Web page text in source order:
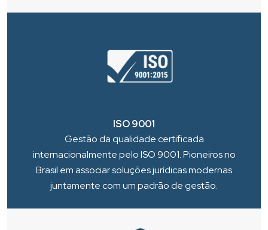
ISO 9001
Gestão da qualidade certificada
internacionalmente pelo ISO 9001. Pioneiros no
Brasil em associar soluções jurídicas modernas
juntamente com um padrão de gestão.